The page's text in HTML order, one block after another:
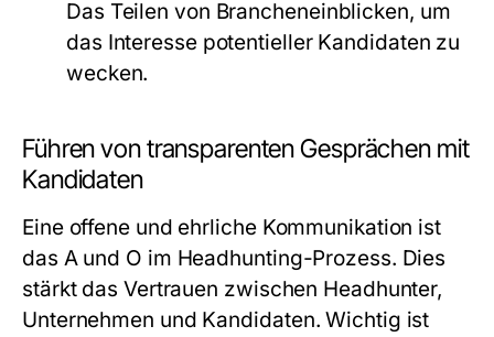
Das Teilen von Brancheneinblicken, um
das Interesse potentieller Kandidaten zu
wecken.
Führen von transparenten Gesprächen mit
Kandidaten
Eine offene und ehrliche Kommunikation ist
das A und O im Headhunting-Prozess. Dies
stärkt das Vertrauen zwischen Headhunter,
Unternehmen und Kandidaten. Wichtig ist